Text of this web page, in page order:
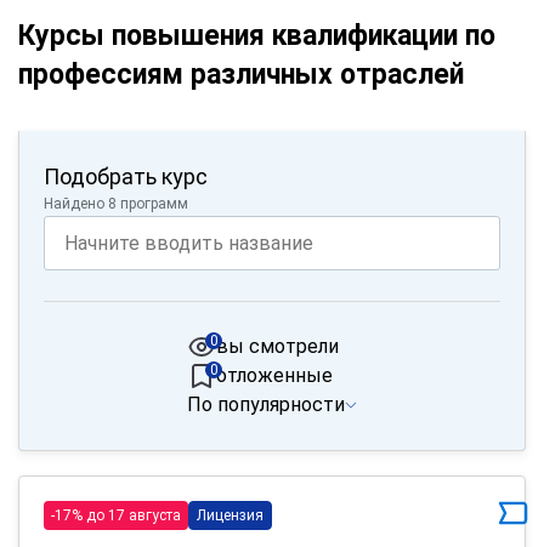
Курсы повышения квалификации по
профессиям различных отраслей
Подобрать курс
Найдено 8 программ
вы смотрели
0
отложенные
0
По популярности
-17% до 17 августа Лицензия